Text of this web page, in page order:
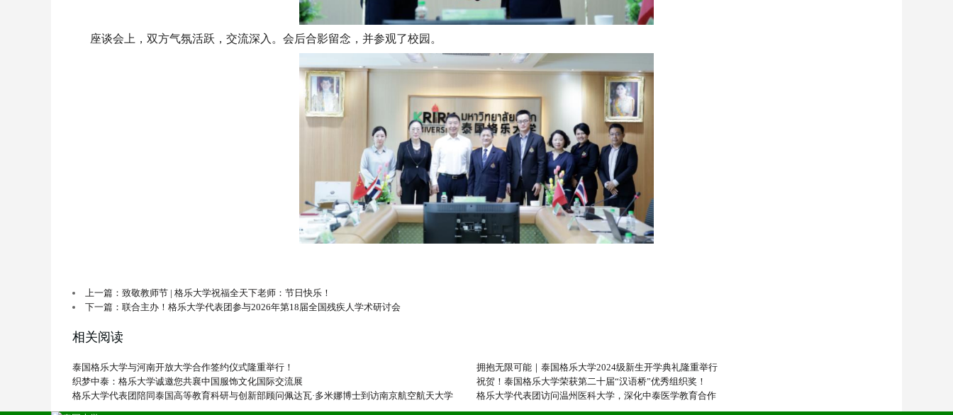
座谈会上，双方气氛活跃，交流深入。会后合影留念，并参观了校园。
上一篇：致敬教师节 | 格乐大学祝福全天下老师：节日快乐！
下一篇：联合主办！格乐大学代表团参与2026年第18届全国残疾人学术研讨会
相关阅读
泰国格乐大学与河南开放大学合作签约仪式隆重举行！
拥抱无限可能｜泰国格乐大学2024级新生开学典礼隆重举行
织梦中泰：格乐大学诚邀您共襄中国服饰文化国际交流展
祝贺！泰国格乐大学荣获第二十届“汉语桥”优秀组织奖！
格乐大学代表团陪同泰国高等教育科研与创新部顾问佩达瓦·多米娜博士到访南京航空航天大学
格乐大学代表团访问温州医科大学，深化中泰医学教育合作